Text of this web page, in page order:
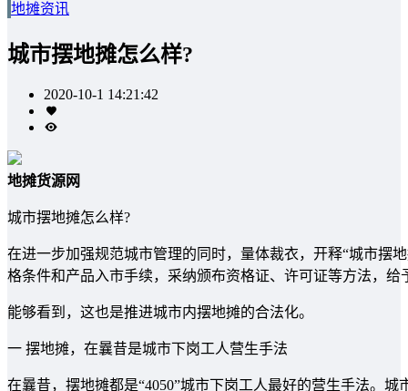
地摊资讯
城市摆地摊怎么样?
2020-10-1 14:21:42
地摊货源网
城市摆地摊怎么样?
在进一步加强规范城市管理的同时，量体裁衣，开释“城市摆
格条件和产品入市手续，采纳颁布资格证、许可证等方法，给
能够看到，这也是推进城市内摆地摊的合法化。
一 摆地摊，在曩昔是城市下岗工人营生手法
在曩昔，摆地摊都是“4050”城市下岗工人最好的营生手法。